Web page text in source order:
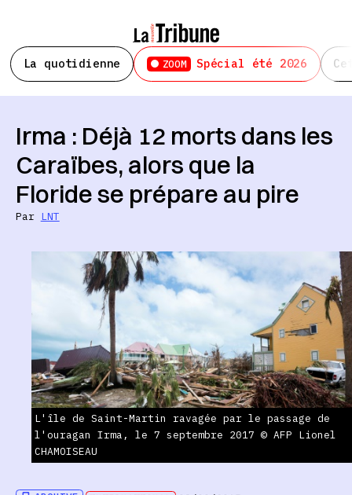
La quotidienne ZOOM Spécial été 2026
Irma : Déjà 12 morts dans les
Caraïbes, alors que la
Floride se prépare au pire
Par LNT
L'île de Saint-Martin ravagée par le passage de
l'ouragan Irma, le 7 septembre 2017 © AFP Lionel
CHAMOISEAU